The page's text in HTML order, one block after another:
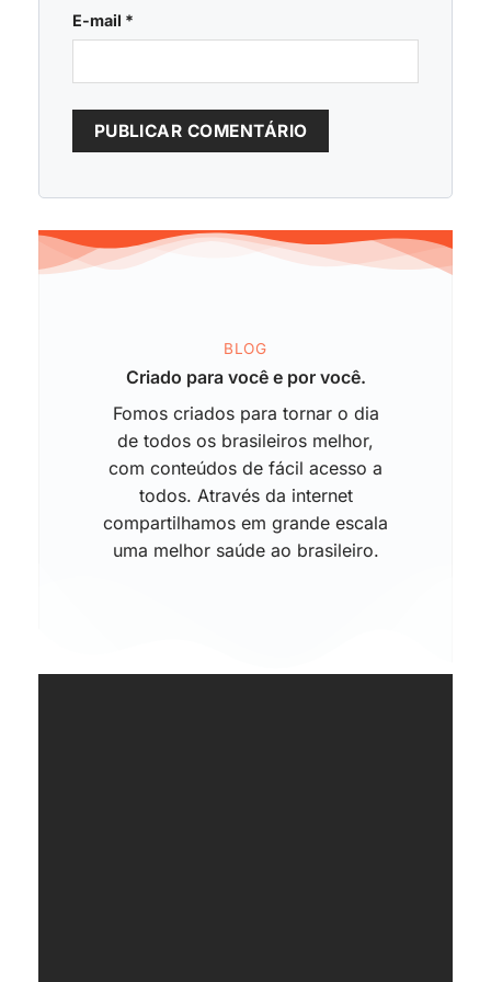
E-mail *
BLOG
Criado para você e por você.
Fomos criados para tornar o dia
de todos os brasileiros melhor,
com conteúdos de fácil acesso a
todos. Através da internet
compartilhamos em grande escala
uma melhor saúde ao brasileiro.